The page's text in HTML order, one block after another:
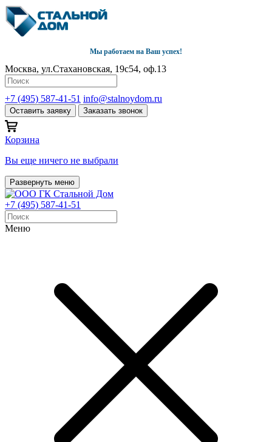
Мы работаем на Ваш успех!
Москва, ул.Стахановская, 19с54, оф.13
+7 (495) 587-41-51 info@stalnoydom.ru
Оставить заявку Заказать звонок
Корзина
Вы еще ничего не выбрали
Развернуть меню
+7 (495) 587-41-51
Меню